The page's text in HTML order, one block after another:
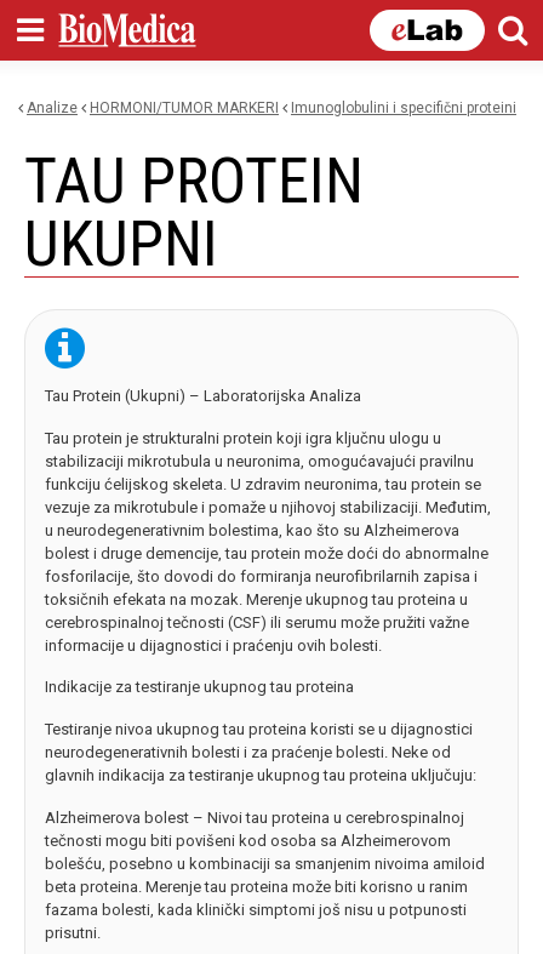
content
Analize HORMONI/TUMOR MARKERI imunoglobulini i specifični proteini
TAU PROTEIN
UKUPNI
Tau Protein (Ukupni) – Laboratorijska Analiza
Tau protein je strukturalni protein koji igra ključnu ulogu u
stabilizaciji mikrotubula u neuronima, omogućavajući pravilnu
funkciju ćelijskog skeleta. U zdravim neuronima, tau protein se
vezuje za mikrotubule i pomaže u njihovoj stabilizaciji. Međutim,
u neurodegenerativnim bolestima, kao što su Alzheimerova
bolest i druge demencije, tau protein može doći do abnormalne
fosforilacije, što dovodi do formiranja neurofibrilarnih zapisa i
toksičnih efekata na mozak. Merenje ukupnog tau proteina u
cerebrospinalnoj tečnosti (CSF) ili serumu može pružiti važne
informacije u dijagnostici i praćenju ovih bolesti.
Indikacije za testiranje ukupnog tau proteina
Testiranje nivoa ukupnog tau proteina koristi se u dijagnostici
neurodegenerativnih bolesti i za praćenje bolesti. Neke od
glavnih indikacija za testiranje ukupnog tau proteina uključuju:
Alzheimerova bolest – Nivoi tau proteina u cerebrospinalnoj
tečnosti mogu biti povišeni kod osoba sa Alzheimerovom
bolešću, posebno u kombinaciji sa smanjenim nivoima amiloid
beta proteina. Merenje tau proteina može biti korisno u ranim
fazama bolesti, kada klinički simptomi još nisu u potpunosti
prisutni.